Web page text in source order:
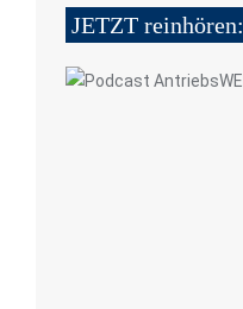
JETZT reinhören: